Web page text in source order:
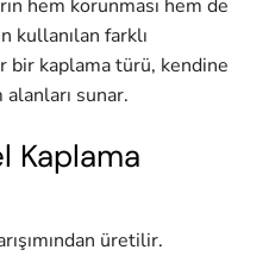
hem korunması hem de
kullanılan farklı
bir kaplama türü, kendine
sunar.
Kaplama
üretilir.